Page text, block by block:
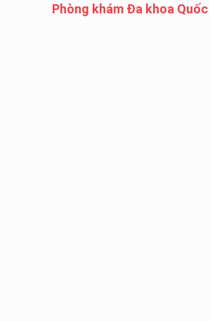
Phòng khám Đa khoa